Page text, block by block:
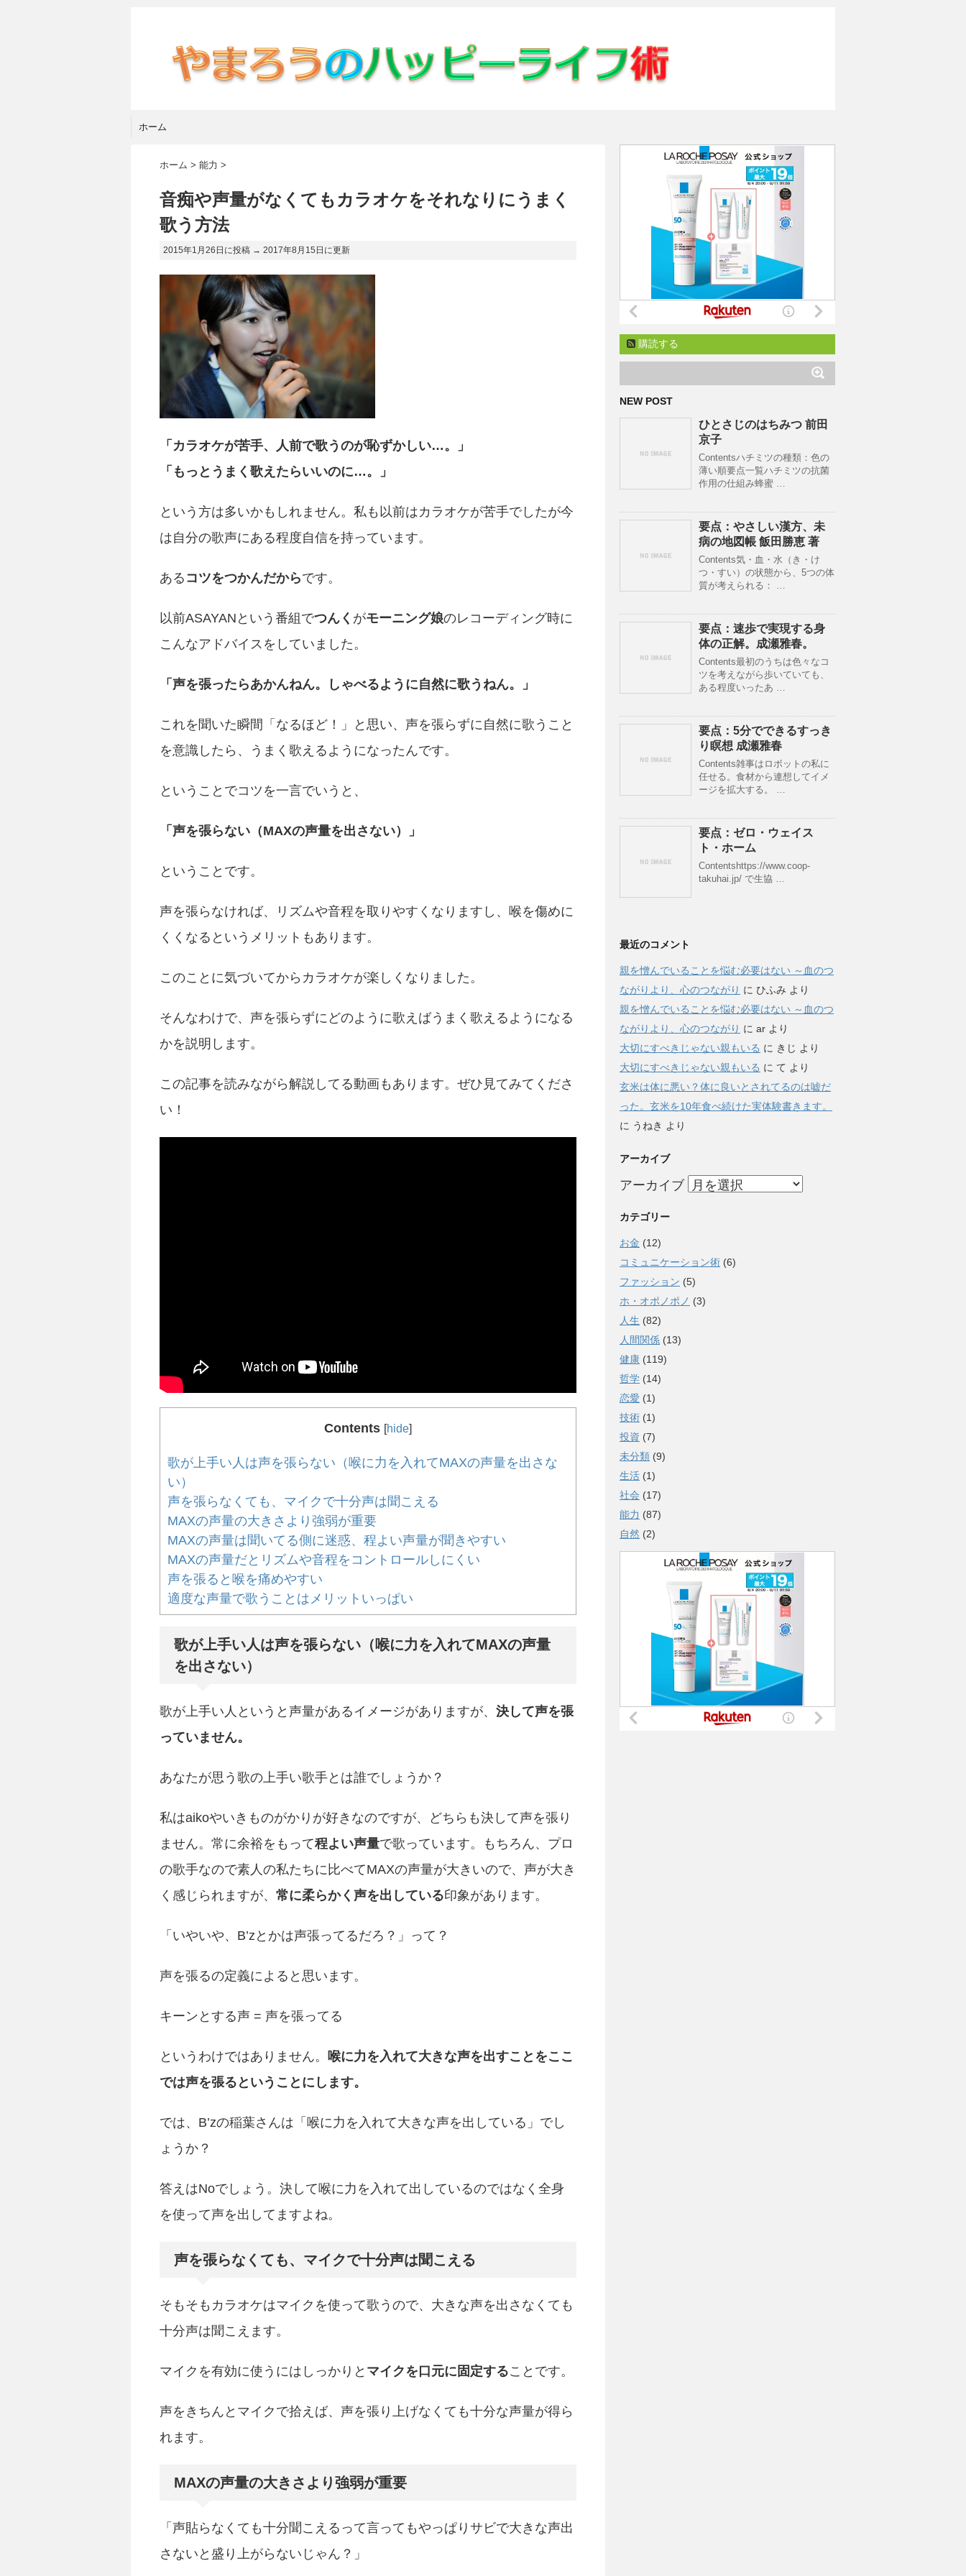
ホーム
ホーム > 能力 >
音痴や声量がなくてもカラオケをそれなりにうまく
歌う方法
2015年1月26日に投稿 → 2017年8月15日 に更新
「カラオケが苦手、人前で歌うのが恥ずかしい…。」
「もっとうまく歌えたらいいのに…。」
という方は多いかもしれません。私も以前はカラオケが苦手でしたが今
は自分の歌声にある程度自信を持っています。
ある コツをつかんだからです。
以前ASAYANという番組でつんく がモーニング娘のレコーディング時に
こんなアドバイスをしていました。
「声を張ったらあかんねん。しゃべるように自然に歌うねん。」
これを聞いた瞬間「なるほど！」と思い、声を張らずに自然に歌うこと
を意識したら、うまく歌えるようになったんです。
ということでコツを一言でいうと、
「声を張らない（MAXの声量を出さない）」
ということです。
声を張らなければ、リズムや音程を取りやすくなりますし、喉を傷めに
くくなるというメリットもあります。
このことに気づいてからカラオケが楽しくなりました。
そんなわけで、声を張らずにどのように歌えばうまく歌えるようになる
かを説明します。
この記事を読みながら解説してる動画もあります。ぜひ見てみてくださ
い！
Contents [hide]
歌が上手い人は声を張らない（喉に力を入れてMAXの声量を出さな
い）
声を張らなくても、マイクで十分声は聞こえる
MAXの声量の大きさより強弱が重要
MAXの声量は聞いてる側に迷惑、程よい声量が聞きやすい
MAXの声量だとリズムや音程をコントロールしにくい
声を張ると喉を痛めやすい
適度な声量で歌うことはメリットいっぱい
歌が上手い人は声を張らない（喉に力を入れてMAXの声量
を出さない）
歌が上手い人というと声量があるイメージがありますが、 決して声を張
っていません。
あなたが思う歌の上手い歌手とは誰でしょうか？
私はaikoやいきものがかりが好きなのですが、どちらも決して声を張り
ません。常に余裕をもって程よい声量で歌っています。もちろん、プロ
の歌手なので素人の私たちに比べてMAXの声量が大きいので、声が大き
く感じられますが、 常に柔らかく声を出している印象があります。
「いやいや、B’zとかは声張ってるだろ？」って？
声を張るの定義によると思います。
キーンとする声 = 声を張ってる
というわけではありません。 喉に力を入れて大きな声を出すことをここ
では声を張るということにします。
では、B’zの稲葉さんは「喉に力を入れて大きな声を出している」でし
ょうか？
答えはNoでしょう。決して喉に力を入れて出しているのではなく全身
を使って声を出してますよね。
声を張らなくても、マイクで十分声は聞こえる
そもそもカラオケはマイクを使って歌うので、大きな声を出さなくても
十分声は聞こえます。
マイクを有効に使うにはしっかりと マイクを口元に固定することです。
声をきちんとマイクで拾えば、声を張り上げなくても十分な声量が得ら
れます。
MAXの声量の大きさより強弱が重要
「声貼らなくても十分聞こえるって言ってもやっぱりサビで大きな声出
さないと盛り上がらないじゃん？」
購読する
NEW POST
ひとさじのはちみつ 前田
京子
Contentsハチミツの種類：色の
薄い順要点一覧ハチミツの抗菌
作用の仕組み蜂蜜 …
要点：やさしい漢方、未
病の地図帳 飯田勝恵 著
Contents気・血・水（き・け
つ・すい）の状態から、5つの体
質が考えられる： …
要点：速歩で実現する身
体の正解。成瀬雅春。
Contents最初のうちは色々なコ
ツを考えながら歩いていても、
ある程度いったあ …
要点：5分でできるすっき
り瞑想 成瀬雅春
Contents雑事はロボットの私に
任せる。食材から連想してイメ
ージを拡大する。 …
要点：ゼロ・ウェイス
ト・ホーム
Contentshttps://www.coop-
takuhai.jp/ で生協 …
最近のコメント
親を憎んでいることを悩む必要はない ～血のつ
ながりより、心のつながり に ひふみ より
親を憎んでいることを悩む必要はない ～血のつ
ながりより、心のつながり に ar より
大切にすべきじゃない親もいる に きじ より
大切にすべきじゃない親もいる に て より
玄米は体に悪い？体に良いとされてるのは嘘だ
った。玄米を10年食べ続けた実体験書きます。
に うねき より
アーカイブ
アーカイブ
カテゴリー
お金 (12)
コミュニケーション術 (6)
ファッション (5)
ホ・オポノポノ (3)
人生 (82)
人間関係 (13)
健康 (119)
哲学 (14)
恋愛 (1)
技術 (1)
投資 (7)
未分類 (9)
生活 (1)
社会 (17)
能力 (87)
自然 (2)